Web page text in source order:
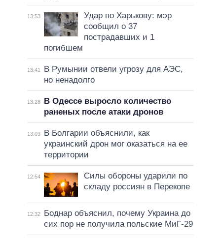
13:53
Удар по Харькову: мэр
сообщил о 37
пострадавших и 1
погибшем
13:41
В Румынии отвели угрозу для АЭС,
но ненадолго
13:28
В Одессе выросло количество
раненых после атаки дронов
13:03
В Болгарии объяснили, как
украинский дрон мог оказаться на ее
территории
12:54
Силы обороны ударили по
складу россиян в Перекопе
12:32
Боднар объяснил, почему Украина до
сих пор не получила польские МиГ-29